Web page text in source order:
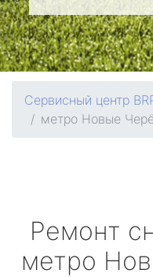
Сервисный центр
метро Новые
Ремонт
метро